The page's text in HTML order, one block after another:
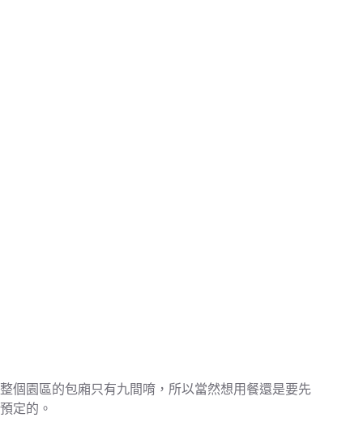
整個園區的包廂只有九間唷，所以當然想用餐還是要先
預定的。